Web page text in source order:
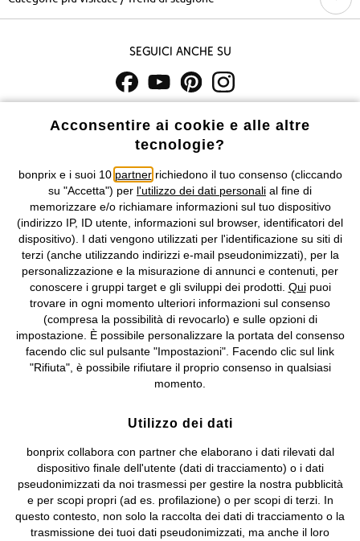
Seguici anche su
costi di servizio.
Condizioni di vendita Accessibilità
Informativa privacy e cookie Gestione dei cookie
Informazioni legali Diritto di recesso
©2026 bonprix.Tutti i diritti riservati.
bonprix S.r.l. con socio unico, sede legale: via Adua 33 - 13855
Valdengo (BI) C.F. 01510910027 - P.I. 01939830020, Reg. Imprese di
Biella n. 01510910027, R.E.A. BI - 171345, N. Reg. Pile:
IT09060P00000858, N. Reg. AEE: IT08020000002105 Capitale
Sociale: euro 1.000.000 i.v, Società soggetta all'attività di direzione
e coordinamento di bonprix Beteiligungs -Verwaltungsgesellschaft
mbH.
Acconsentire ai cookie e alle altre
tecnologie?
bonprix e i suoi 10 partnerrichiedono il tuo consenso (cliccando
su "Accetta") per l'utilizzo dei dati personali al fine di
memorizzare e/o richiamare informazioni sul tuo dispositivo
(indirizzo IP, ID utente, informazioni sul browser, identificatori del
dispositivo). I dati vengono utilizzati per l'identificazione su siti di
terzi (anche utilizzando indirizzi e-mail pseudonimizzati), per la
personalizzazione e la misurazione di annunci e contenuti, per
conoscere i gruppi target e gli sviluppi dei prodotti. Quipuoi
trovare in ogni momento ulteriori informazioni sul consenso
(compresa la possibilità di revocarlo) e sulle opzioni di
impostazione. È possibile personalizzare la portata del consenso
facendo clic sul pulsante "Impostazioni". Facendo clic sul link
"Rifiuta", è possibile rifiutare il proprio consenso in qualsiasi
momento.
Utilizzo dei dati
bonprix collabora con partner che elaborano i dati rilevati dal
dispositivo finale dell'utente (dati di tracciamento) o i dati
pseudonimizzati da noi trasmessi per gestire la nostra pubblicità
e per scopi propri (ad es. profilazione) o per scopi di terzi. In
questo contesto, non solo la raccolta dei dati di tracciamento o la
trasmissione dei tuoi dati pseudonimizzati, ma anche il loro